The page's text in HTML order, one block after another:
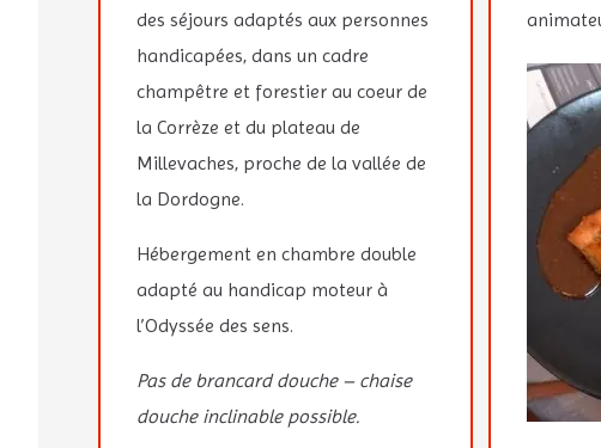
des séjours adaptés aux personnes
handicapées, dans un cadre
champêtre et forestier au coeur de
la Corrèze et du plateau de
Millevaches, proche de la vallée de
la Dordogne.
Hébergement en chambre double
adapté au handicap moteur à
l’Odyssée des sens.
Pas de brancard douche – chaise
douche inclinable possible.
VOUS AVEZ